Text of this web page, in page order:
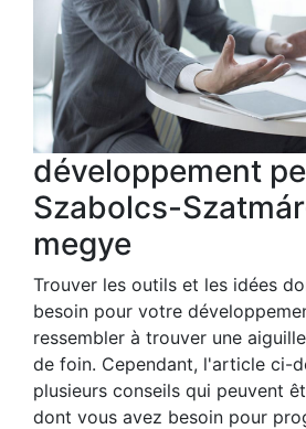
développement
Szabolcs-
megye
Trouver les outils et les idées
besoin pour votre
ressembler à trouver une
de foin. Cependant, l'article ci-
plusieurs conseils qui peuvent
dont vous avez besoin pour